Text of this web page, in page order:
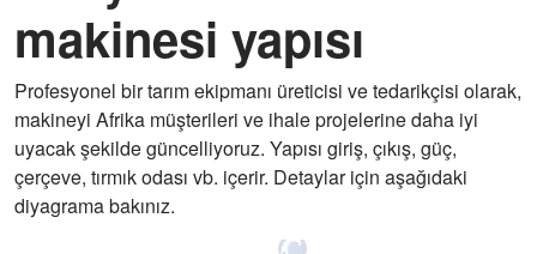
makinesi yapısı
Profesyonel bir tarım ekipmanı üreticisi ve tedarikçisi olarak,
makineyi Afrika müşterileri ve ihale projelerine daha iyi
uyacak şekilde güncelliyoruz. Yapısı giriş, çıkış, güç,
çerçeve, tırmık odası vb. içerir. Detaylar için aşağıdaki
diyagrama bakınız.